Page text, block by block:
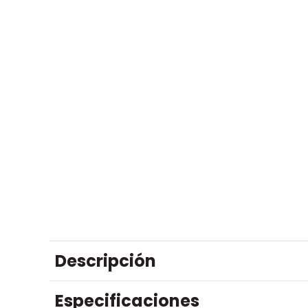
Descripción
Especificaciones